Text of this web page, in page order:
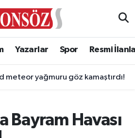
Yazarlar Spor Resmi
meteor yağmuru göz kamaştırdı!
Bayram Havası
Eczaneler
Haritası
Durumu ve Fikstür